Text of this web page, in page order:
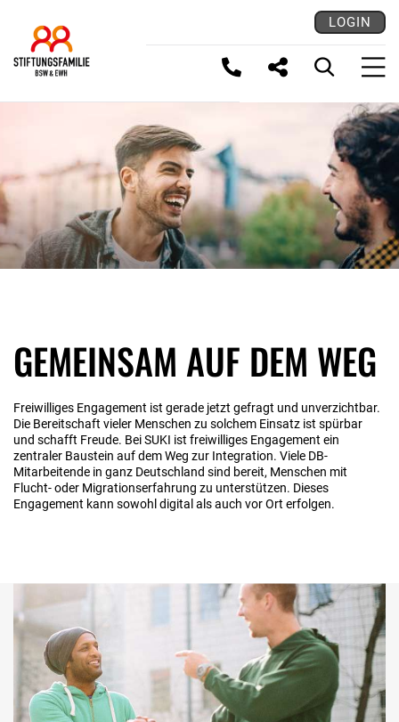
LOGIN
GEMEINSAM AUF DEM WEG
Freiwilliges Engagement ist gerade jetzt gefragt und unverzichtbar.
Die Bereitschaft vieler Menschen zu solchem Einsatz ist spürbar
und schafft Freude. Bei SUKI ist freiwilliges Engagement ein
zentraler Baustein auf dem Weg zur Integration. Viele DB-
Mitarbeitende in ganz Deutschland sind bereit, Menschen mit
Flucht- oder Migrationserfahrung zu unterstützen. Dieses
Engagement kann sowohl digital als auch vor Ort erfolgen.